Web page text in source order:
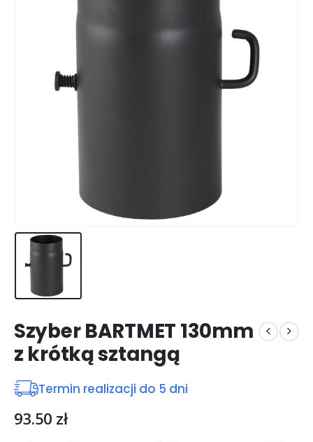
Szyber BARTMET 130mm
z krótką sztangą
Termin realizacji do 5 dni
93.50 zł